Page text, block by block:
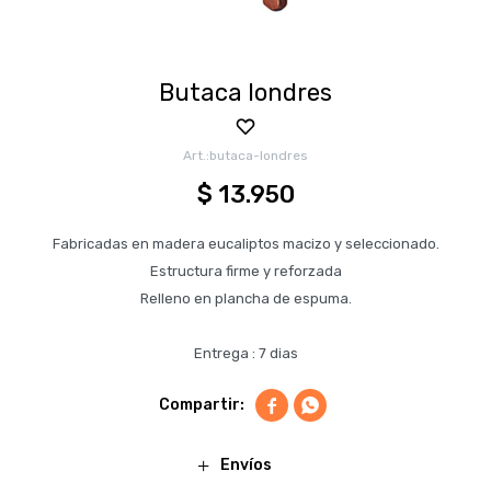
Butaca londres
butaca-londres
$ 13.950
Fabricadas en madera eucaliptos macizo y seleccionado.
Estructura firme y reforzada
Relleno en plancha de espuma.
Entrega : 7 dias
 
Envíos